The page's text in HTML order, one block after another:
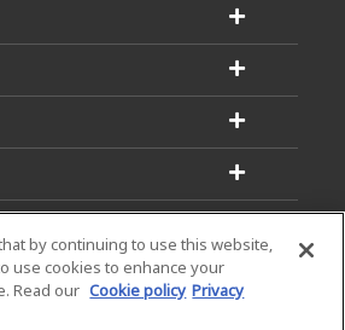
by continuing to use this website,
use cookies to enhance your
Read our Cookie policy Privacy